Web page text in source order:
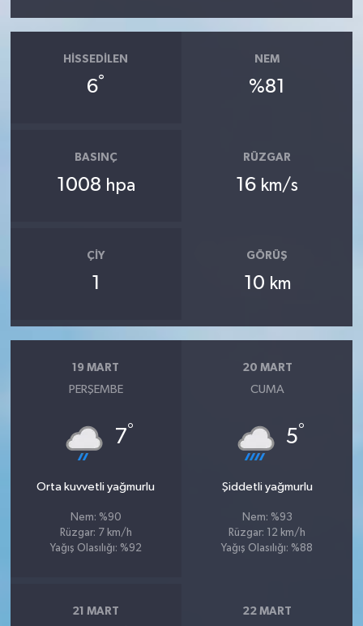
HISSEDILEN
6°
NEM
%81
BASINÇ
1008 hpa
RÜZGAR
16 km/s
ÇIY
1
GÖRÜŞ
10 km
19 MART
PERŞEMBE
7°
Orta kuvvetli yağmurlu
Nem: %90
Rüzgar: 7 km/h
Yağış Olasılığı: %92
20 MART
CUMA
5°
Şiddetli yağmurlu
Nem: %93
Rüzgar: 12 km/h
Yağış Olasılığı: %88
21 MART 22 MART